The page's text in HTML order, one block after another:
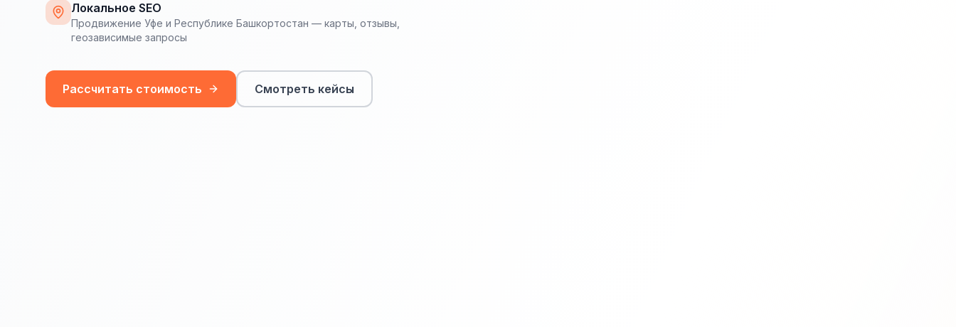
Локальное SEO
Продвижение Уфе и Республике Башкортостан — карты, отзывы,
геозависимые запросы
Рассчитать стоимость Смотреть кейсы